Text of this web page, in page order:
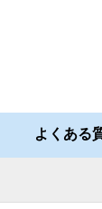
よくある